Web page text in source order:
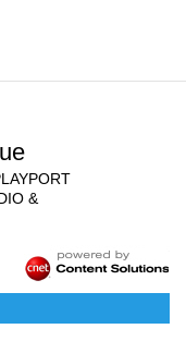
&